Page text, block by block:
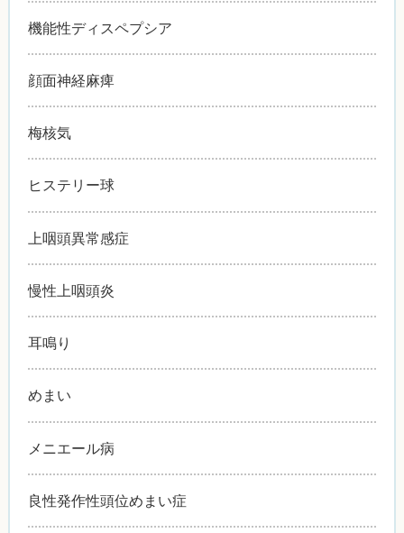
機能性ディスペプシア
顔面神経麻痺
梅核気
ヒステリー球
上咽頭異常感症
慢性上咽頭炎
耳鳴り
めまい
メニエール病
良性発作性頭位めまい症